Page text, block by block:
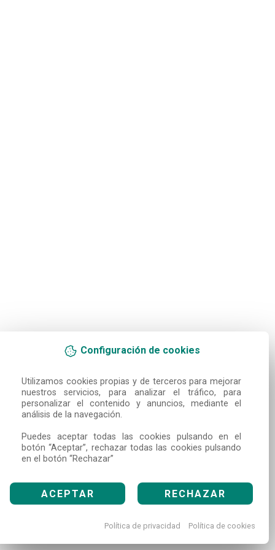
Configuración de cookies
Utilizamos cookies propias y de terceros para mejorar
nuestros servicios, para analizar el tráfico, para
personalizar el contenido y anuncios, mediante el
análisis de la navegación.
Puedes aceptar todas las cookies pulsando en el
botón “Aceptar”, rechazar todas las cookies pulsando
en el botón “Rechazar”
ACEPTAR RECHAZAR
Política de privacidad Política de cookies